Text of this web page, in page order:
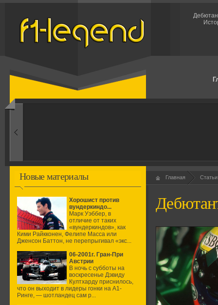
1960-ые
Новые материалы
Хорошист против
вундеркиндо...
Марк Уэббер, в
отличие от таких
«вундеркиндов», как
Кими Райкконен, Фелипе Масса или
Дженсон Баттон, не перепрыгивал «экс...
06-2001г. Гран-При
Австрии
В ночь с субботы на
воскресенье Дэвиду
Култхарду приснилось,
что он выходит в лидеры гонки на А1-
Ринге, — шотландец сам р...
Главная